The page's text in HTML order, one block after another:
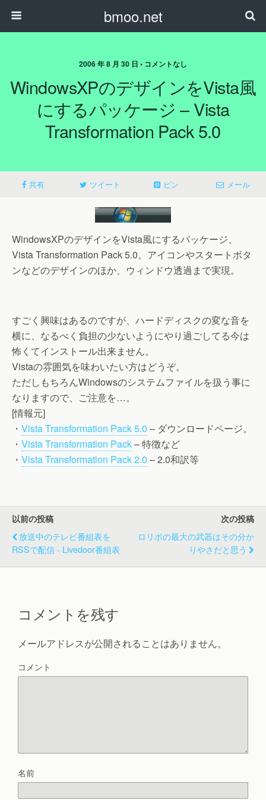
bmoo.net
2006 年 8 月 30 日 • コメントなし
WindowsXPのデザインをVista風
にするパッケージ – Vista
Transformation Pack 5.0
共有 ツイート ピン メール
WindowsXPのデザインをVista風にするパッケージ、
Vista Transformation Pack 5.0。アイコンやスタートボタ
ンなどのデザインのほか、ウィンドウ透過まで実現。
すごく興味はあるのですが、ハードディスクの変な音を
横に、なるべく負担の少ないようにやり過ごしてる今は
怖くてインストール出来ません。
Vistaの雰囲気を味わいたい方はどうぞ。
ただしもちろんWindowsのシステムファイルを扱う事に
なりますので、ご注意を…。
[情報元]
・ Vista Transformation Pack 5.0 – ダウンロードページ。
・ Vista Transformation Pack– 特徴など
・ Vista Transformation Pack 2.0 – 2.0和訳等
以前の投稿
放送中のテレビ番組表を
RSSで配信 - Livedoor番組表
次の投稿
ロリポの最大の武器はその分か
りやさだと思う
コメントを残す
メールアドレスが公開されることはありません。
コメント
名前